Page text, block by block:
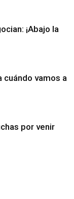
¡Abajo la
cuándo vamos a
por venir